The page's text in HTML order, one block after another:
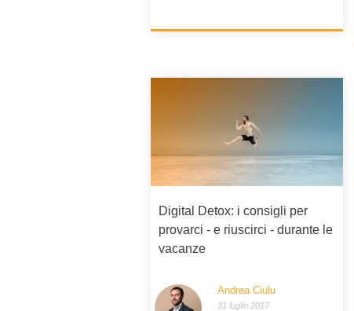
Digital Detox: i consigli per
provarci - e riuscirci - durante le
vacanze
Andrea Ciulu
31 luglio 2017